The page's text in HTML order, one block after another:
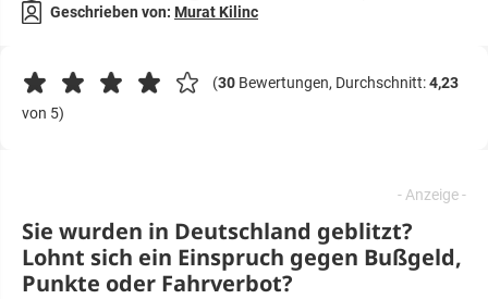
Geschrieben von: Murat Kilinc
(30 Bewertungen, Durchschnitt:4,23
von 5)
Sie wurden in Deutschland geblitzt?
Lohnt sich ein Einspruch gegen Bußgeld,
Punkte oder Fahrverbot?